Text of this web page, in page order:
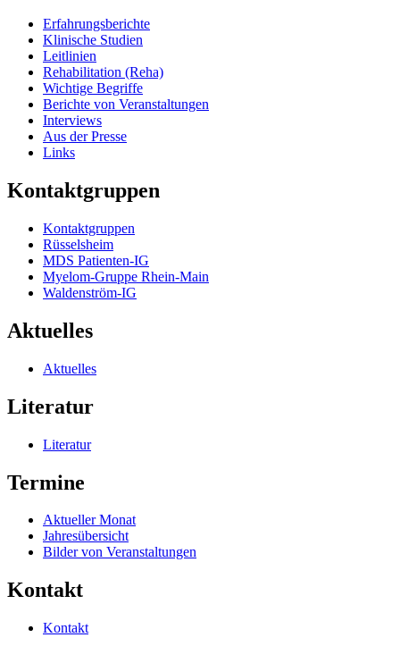
Erfahrungsberichte
Klinische Studien
Leitlinien
Rehabilitation (Reha)
Wichtige Begriffe
Berichte von Veranstaltungen
Interviews
Aus der Presse
Links
Kontaktgruppen
Kontaktgruppen
Rüsselsheim
MDS Patienten-IG
Myelom-Gruppe Rhein-Main
Waldenström-IG
Aktuelles
Aktuelles
Literatur
Literatur
Termine
Aktueller Monat
Jahresübersicht
Bilder von Veranstaltungen
Kontakt
Kontakt